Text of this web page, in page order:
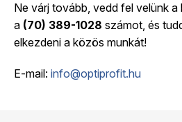
Ne várj tovább, vedd fel velünk
a (70) 389-1028 számot, és
elkezdeni a közös munkát!
E-mail: info@optiprofit.hu